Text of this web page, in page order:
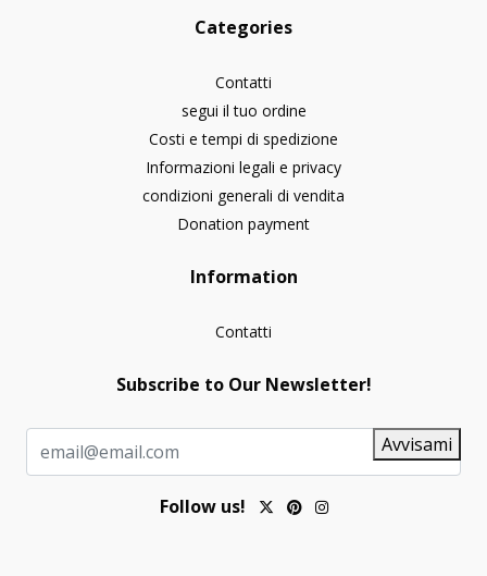
Categories
Contatti
segui il tuo ordine
Costi e tempi di spedizione
Informazioni legali e privacy
condizioni generali di vendita
Donation payment
Information
Contatti
Subscribe to Our Newsletter!
Avvisami
Follow us!